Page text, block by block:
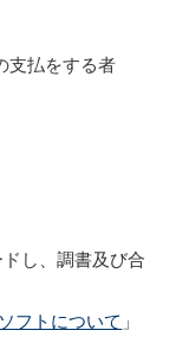
支払をする者
し、調書及び合
フトについて 」